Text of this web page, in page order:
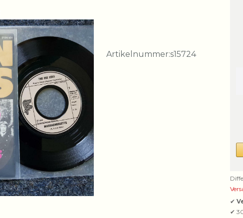
Artikelnummer:s15724
✔
✔